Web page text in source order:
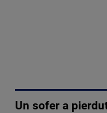
Un sofer a